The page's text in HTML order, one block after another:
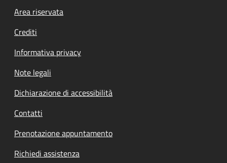
Footer menu
Area riservata
Crediti
Informativa privacy
Note legali
Dichiarazione di accessibilità
Contatti
Prenotazione appuntamento
Richiedi assistenza